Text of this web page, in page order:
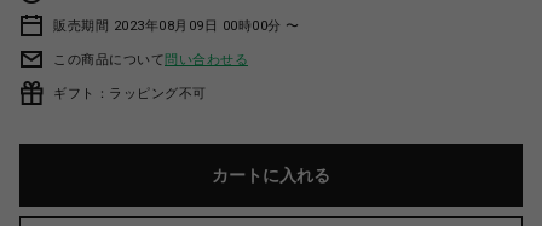
販売期間 2023年08月09日 00時00分 〜
この商品について問い合わせる
ギフト：ラッピング不可
カートに入れる